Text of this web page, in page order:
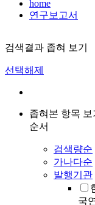
home
연구보고서
검색결과 좁혀 보기
선택해제
좁혀본 항목 보
순서
검색량순
가나다순
발행기관
국